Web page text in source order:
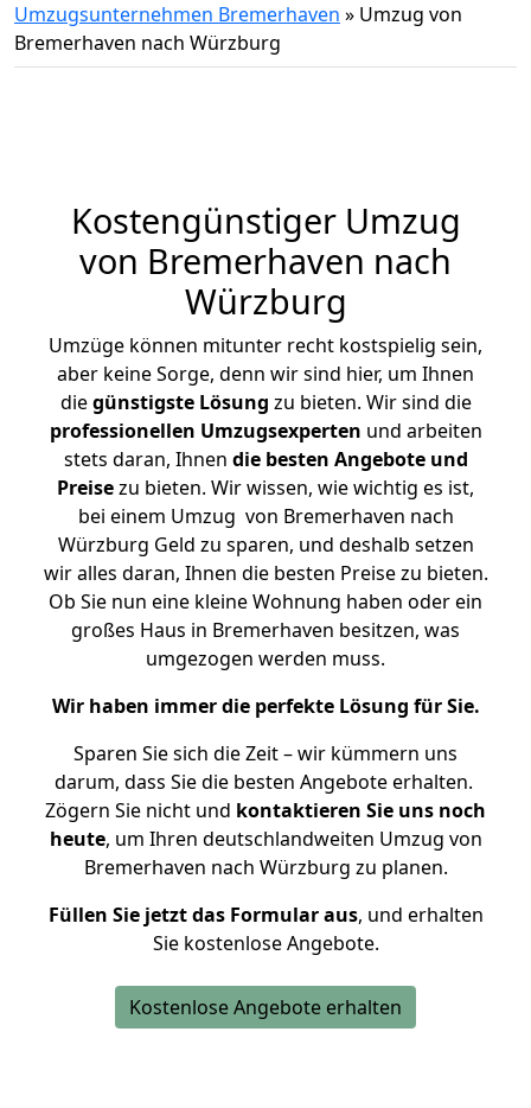
Umzugsunternehmen Bremerhaven » Umzug von
Bremerhaven nach Würzburg
Kostengünstiger Umzug
von Bremerhaven nach
Würzburg
Umzüge können mitunter recht kostspielig sein,
aber keine Sorge, denn wir sind hier, um Ihnen
diegünstigste Lösung zu bieten. Wir sind die
professionellen Umzugsexperten und arbeiten
stets daran, Ihnen die besten Angebote und
Preisezu bieten. Wir wissen, wie wichtig es ist,
bei einem Umzug von Bremerhaven nach
Würzburg Geld zu sparen, und deshalb setzen
wir alles daran, Ihnen die besten Preise zu bieten.
Ob Sie nun eine kleine Wohnung haben oder ein
großes Haus in Bremerhaven besitzen, was
umgezogen werden muss.
Wir haben immer die perfekte Lösung für Sie.
Sparen Sie sich die Zeit – wir kümmern uns
darum, dass Sie die besten Angebote erhalten.
Zögern Sie nicht und kontaktieren Sie uns noch
heute, um Ihren deutschlandweiten Umzug von
Bremerhaven nach Würzburg zu planen.
Füllen Sie jetzt das Formular aus, und erhalten
Sie kostenlose Angebote.
Kostenlose Angebote erhalten